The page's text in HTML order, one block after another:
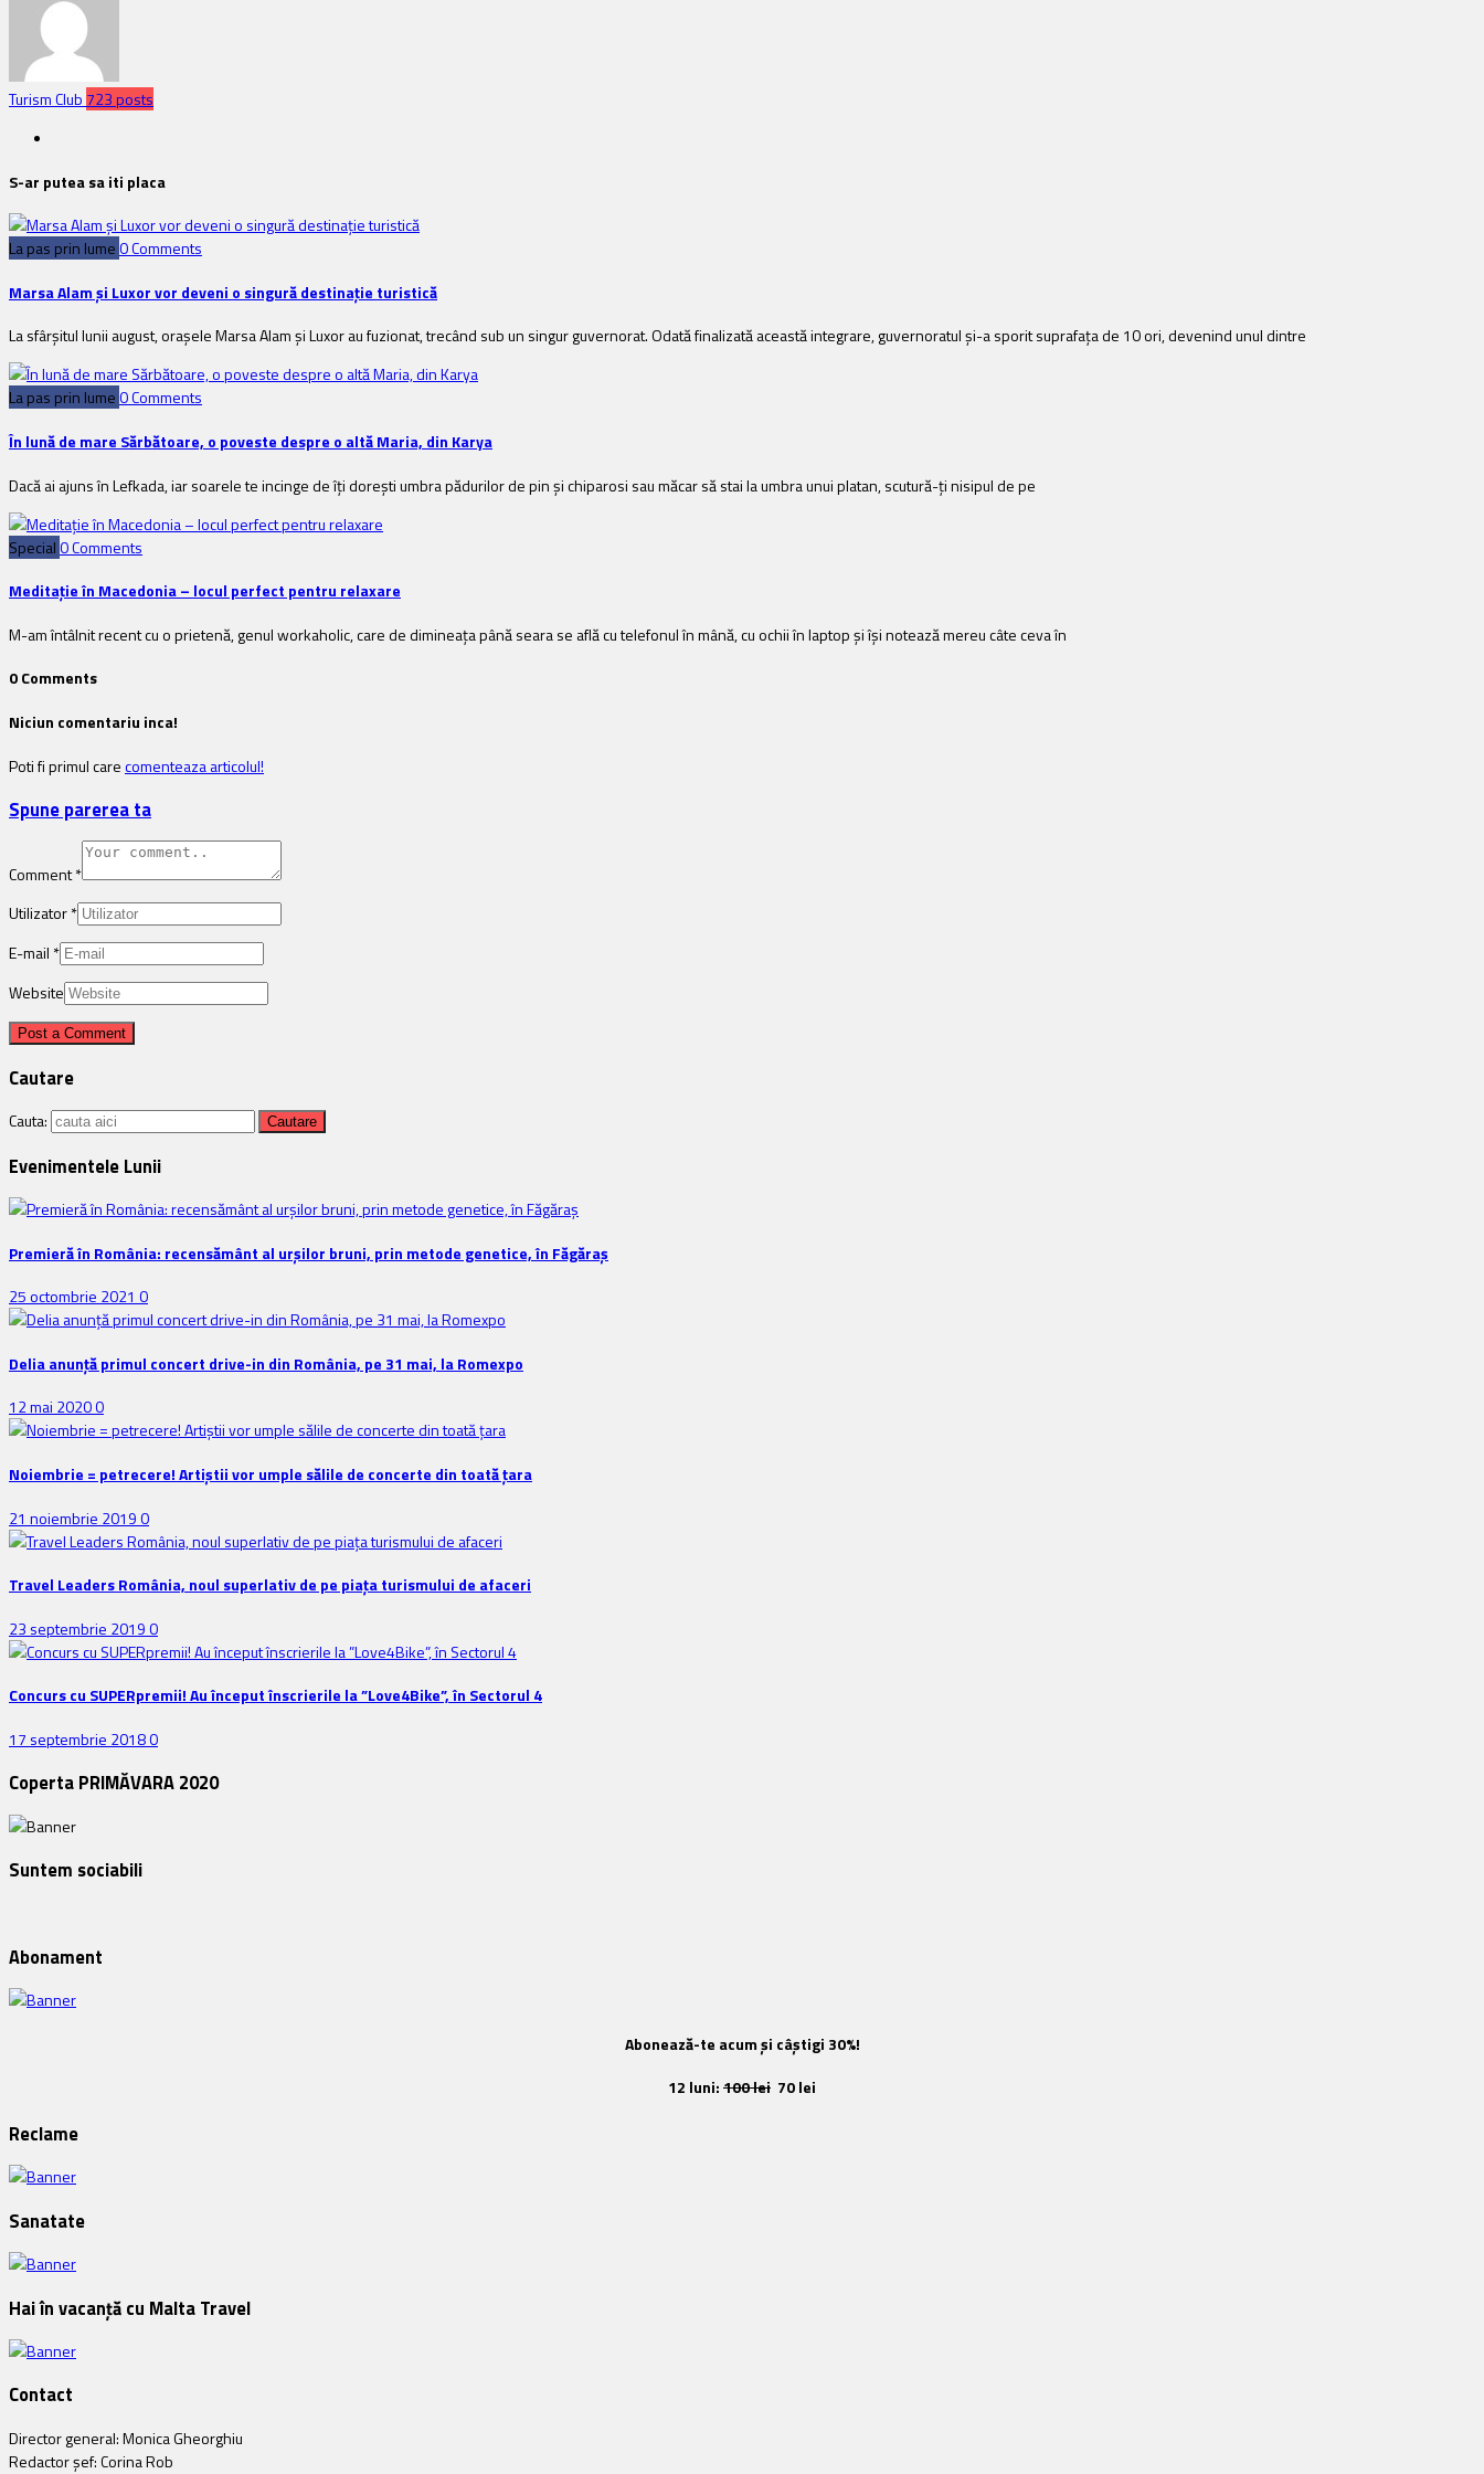
Turism Club 723 posts
S-ar putea sa iti placa
La pas prin lume0 Comments
Marsa Alam și Luxor vor deveni o singură destinație turistică
La sfârșitul lunii august, orașele Marsa Alam și Luxor au fuzionat, trecând sub un singur guvernorat. Odată finalizată această integrare, guvernoratul și-a sporit suprafața de 10 ori, devenind unul dintre
La pas prin lume0 Comments
În lună de mare Sărbătoare, o poveste despre o altă Maria, din Karya
Dacă ai ajuns în Lefkada, iar soarele te incinge de îți dorești umbra pădurilor de pin și chiparosi sau măcar să stai la umbra unui platan, scutură-ți nisipul de pe
Special0 Comments
Meditație în Macedonia – locul perfect pentru relaxare
M-am întâlnit recent cu o prietenă, genul workaholic, care de dimineața până seara se află cu telefonul în mână, cu ochii în laptop și își notează mereu câte ceva în
0 Comments
Niciun comentariu inca!
Poti fi primul carecomenteaza articolul!
Spune parerea ta
Comment*
Utilizator*
E-mail *
Website
Cautare
Cauta:
Evenimentele Lunii
Premieră în România: recensământ al urșilor bruni, prin metode genetice, în Făgăraș
25 octombrie 2021 0
Delia anunţă primul concert drive-in din România, pe 31 mai, la Romexpo
12 mai 20200
Noiembrie = petrecere! Artiștii vor umple sălile de concerte din toată țara
21 noiembrie 20190
Travel Leaders România, noul superlativ de pe piața turismului de afaceri
23 septembrie 20190
Concurs cu SUPERpremii! Au început înscrierile la ”Love4Bike”, în Sectorul 4
17 septembrie 20180
Coperta PRIMĂVARA 2020
Suntem sociabili
Abonament
Abonează-te acum și câștigi 30%!
12 luni:100 lei 70 lei
Reclame
Sanatate
Hai în vacanță cu Malta Travel
Contact
Director general: Monica Gheorghiu
Redactor șef: Corina Rob